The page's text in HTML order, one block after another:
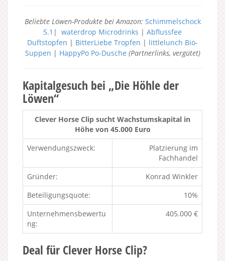
Beliebte Löwen-Produkte bei Amazon: Schimmelschock
5.1 | waterdrop Microdrinks | Abflussfee
Duftstopfen | BitterLiebe Tropfen | littlelunch Bio-
Suppen | HappyPo Po-Dusche (Partnerlinks, vergütet)
Kapitalgesuch bei „Die Höhle der
Löwen“
Clever Horse Clip sucht Wachstumskapital in
Höhe von 45.000 Euro
Verwendungszweck:
Platzierung im
Fachhandel
Gründer:
Konrad Winkler
Beteiligungsquote:
10%
Unternehmensbewertu
ng:
405.000 €
Deal für Clever Horse Clip?